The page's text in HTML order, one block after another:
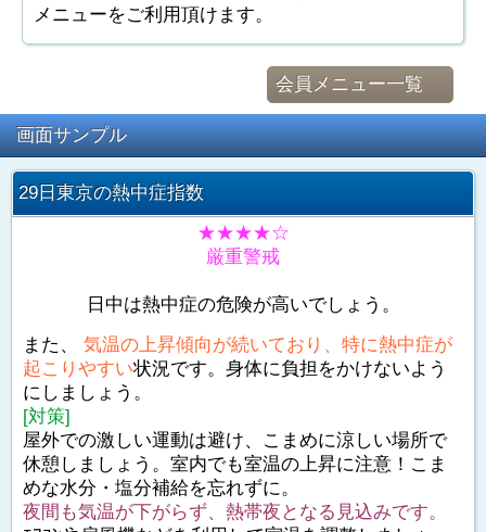
メニューをご利用頂けます。
会員メニュー一覧
画面サンプル
29日東京の熱中症指数
★★★★☆
厳重警戒
日中は熱中症の危険が高いでしょう。
また、 気温の上昇傾向が続いており、特に熱中症が
起こりやすい状況です。身体に負担をかけないよう
にしましょう。
[対策]
屋外での激しい運動は避け、こまめに涼しい場所で
休憩しましょう。室内でも室温の上昇に注意！こま
めな水分・塩分補給を忘れずに。
夜間も気温が下がらず、熱帯夜となる見込みです。